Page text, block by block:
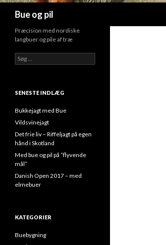
Bue og pil
Præcision med nordiske
langbuer og pile af træ
Søg
efter:
SENESTE INDLÆG
Bukkejagt med Bue
Vildsvinejagt
Det frie liv – Riffeljagt på egen
hånd i Skotland
Med bue og pil på “flyvende
mål”
Danish Open 2017 – med
elmebuer
KATEGORIER
Buebygning